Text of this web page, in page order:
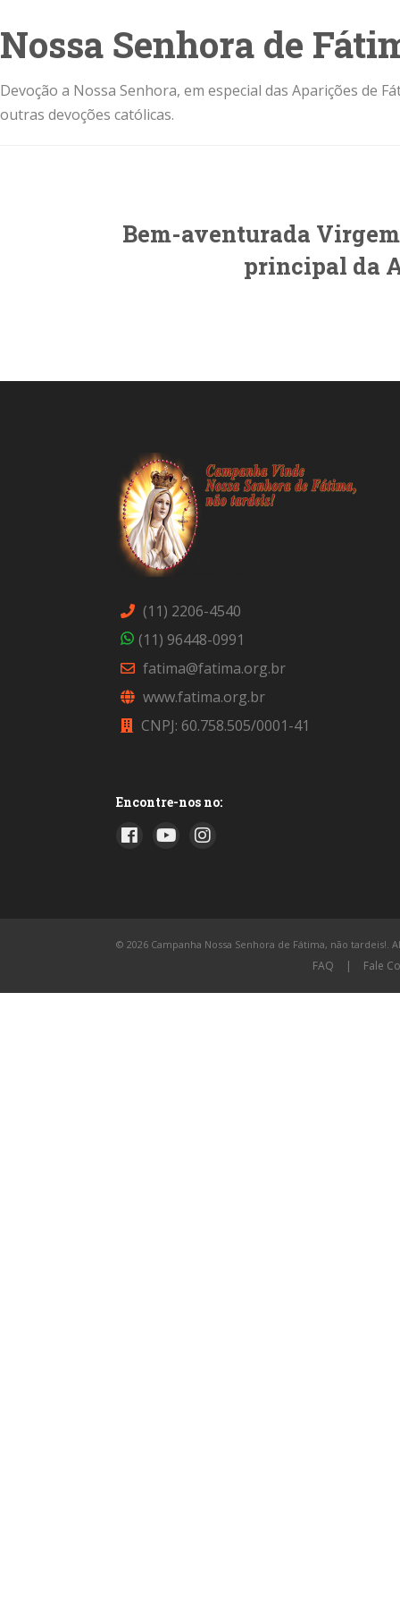
Nossa Senhora de
Devoção a Nossa Senhora, em especial das Aparições de
outras devoções católicas.
Bem-aventurada
principal da
(11) 2206-4540
(11) 96448-0991
fatima@fatima.org.br
www.fatima.org.br
CNPJ: 60.758.505/0001-41
Encontre-nos no:
© 2026 Campanha Nossa Senhora de Fátima, não tardeis!.
FAQ | Fale